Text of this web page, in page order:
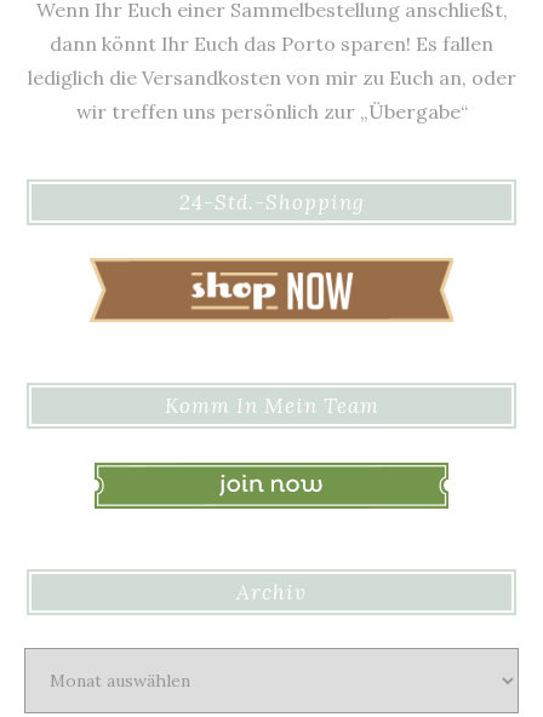
Wenn Ihr Euch einer Sammelbestellung anschließt,
dann könnt Ihr Euch das Porto sparen! Es fallen
lediglich die Versandkosten von mir zu Euch an, oder
wir treffen uns persönlich zur „Übergabe“
24-Std.-Shopping
Komm In Mein Team
Archiv